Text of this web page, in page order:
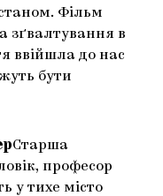
Фільм
зґвалтування в
ввійшла до нас
бути
Старша
професор
у тихе місто